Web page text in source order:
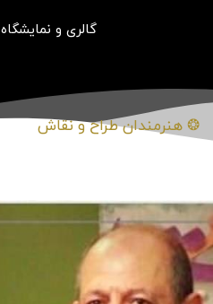
گالری و نمایشگاه
❂ هنرمندان طراح و نقاش